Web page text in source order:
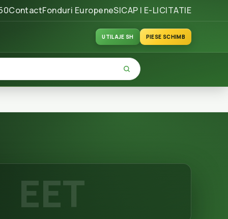
ContactFonduri EuropeneSICAP | E-LICITATIE
UTILAJE SH PIESE SCHIMB
EET